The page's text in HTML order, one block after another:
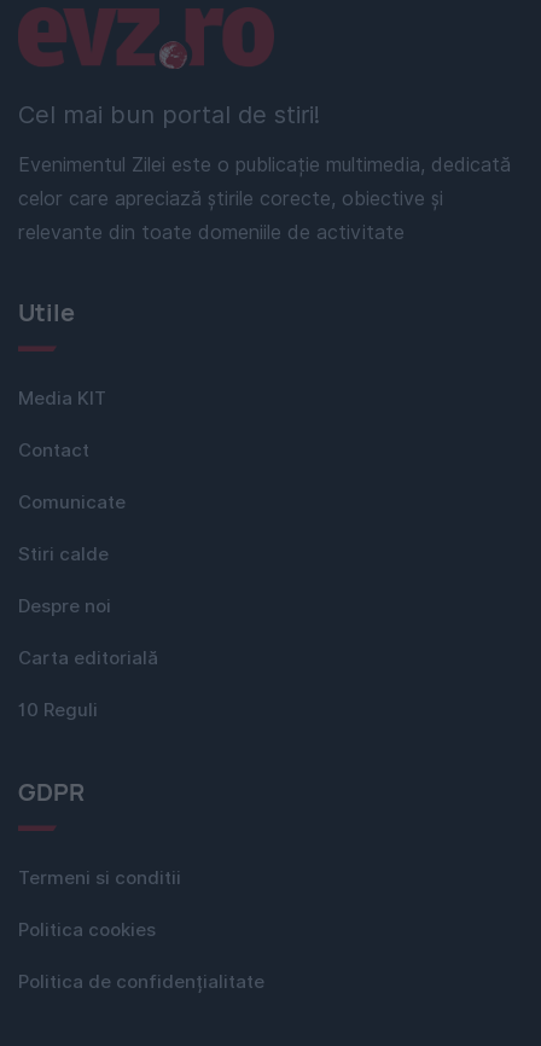
Cel mai bun portal de stiri!
Evenimentul Zilei este o publicație multimedia, dedicată
celor care apreciază știrile corecte, obiective și
relevante din toate domeniile de activitate
Linkuri utile
Utile
Media KIT
Contact
Comunicate
Stiri calde
Despre noi
Carta editorială
10 Reguli
GDPR
Termeni si conditii
Politica cookies
Politica de confidențialitate